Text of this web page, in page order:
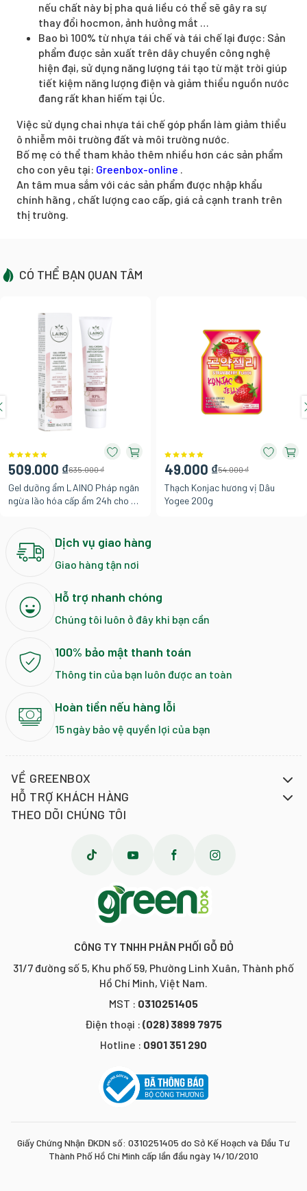
nếu chất này bị pha quá liều có thể sẽ gây ra sự
thay đổi hocmon, ảnh hưởng mắt …
Bao bì 100% từ nhựa tái chế và tái chế lại được: Sản
phẩm được sản xuất trên dây chuyền công nghệ
hiện đại, sử dụng năng lượng tái tạo từ mặt trời giúp
tiết kiệm năng lượng điện và giảm thiểu nguồn nước
đang rất khan hiếm tại Úc.
Việc sử dụng chai nhựa tái chế góp phần làm giảm thiểu
ô nhiễm môi trường đất và môi trường nước.
Bố mẹ có thể tham khảo thêm nhiều hơn các sản phẩm
cho con yêu tại: Greenbox-online .
An tâm mua sắm với các sản phẩm được nhập khẩu
chính hãng , chất lượng cao cấp, giá cả cạnh tranh trên
thị trường.
CÓ THỂ BẠN QUAN TÂM
509.000 ₫635.000 ₫
Gel dưỡng ẩm LAINO Pháp ngăn
ngừa lão hóa cấp ẩm 24h cho da
ong, hộp/tuýp 40ml
49.000 ₫54.000 ₫
Thạch Konjac hương vị Dâu
Yogee 200g
Dịch vụ giao hàng
Giao hàng tận nơi
Hỗ trợ nhanh chóng
Chúng tôi luôn ở đây khi bạn cần
100% bảo mật thanh toán
Thông tin của bạn luôn được an toàn
Hoàn tiền nếu hàng lỗi
15 ngày bảo vệ quyền lợi của bạn
CÔNG TY TNHH PHÂN PHỐI GỖ ĐỎ
31/7 đường số 5, Khu phố 59, Phường Linh Xuân, Thành phố
Hồ Chí Minh, Việt Nam.
MST : 0310251405
Điện thoại : (028) 3899 7975
Hotline : 0901 351 290
VỀ GREENBOX
HỖ TRỢ KHÁCH HÀNG
THEO DÕI CHÚNG TÔI
Giấy Chứng Nhận ĐKDN số: 0310251405 do Sở Kế Hoạch và Đầu Tư
Thành Phố Hồ Chí Minh cấp lần đầu ngày 14/10/2010